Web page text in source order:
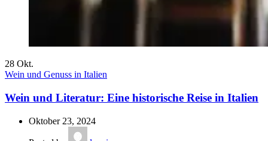
28 Okt.
Wein und Genuss in Italien
Wein und Literatur: Eine historische Reise in Italien
Oktober 23, 2024